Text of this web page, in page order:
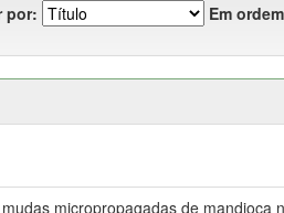
por: Em
micropropagadas de mandioca